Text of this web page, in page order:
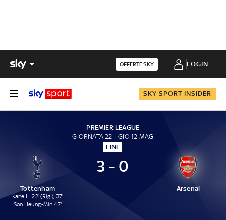
OFFERTE SKY LOGIN
SKY SPORT INSIDER
PREMIER LEAGUE
GIORNATA 22 - GIO 12 MAG
FINE
Tottenham
Kane H. 22' (Rig.), 37'
Son Heung-Min 47'
3 - 0
Arsenal